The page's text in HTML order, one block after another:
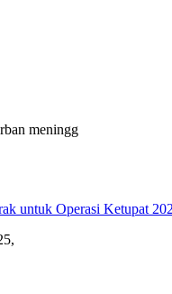
meningg
untuk Operasi Ketupat